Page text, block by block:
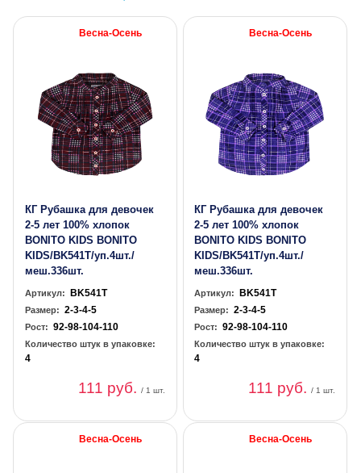
Весна-Осень
КГ Рубашка для девочек
2-5 лет 100% хлопок
BONITO KIDS BONITO
KIDS/BK541T/уп.4шт./
меш.336шт.
Артикул: BK541T
Размер: 2-3-4-5
Рост: 92-98-104-110
Количество штук в упаковке:
4
111 руб./ 1 шт.
Весна-Осень
КГ Рубашка для девочек
2-5 лет 100% хлопок
BONITO KIDS BONITO
KIDS/BK541T/уп.4шт./
меш.336шт.
Артикул: BK541T
Размер: 2-3-4-5
Рост: 92-98-104-110
Количество штук в упаковке:
4
111 руб./ 1 шт.
Весна-Осень Весна-Осень